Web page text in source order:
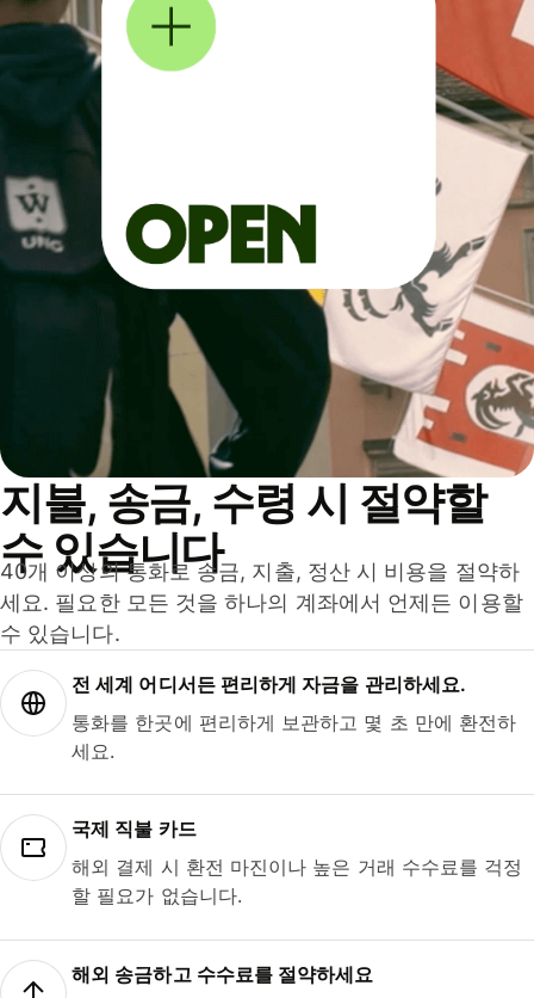
지불, 송금, 수령 시 절약할
수 있습니다
40개 이상의 통화로 송금, 지출, 정산 시 비용을 절약하
세요. 필요한 모든 것을 하나의 계좌에서 언제든 이용할
수 있습니다.
전 세계 어디서든 편리하게 자금을 관리하세요.
통화를 한곳에 편리하게 보관하고 몇 초 만에 환전하
세요.
국제 직불 카드
해외 결제 시 환전 마진이나 높은 거래 수수료를 걱정
할 필요가 없습니다.
해외 송금하고 수수료를 절약하세요